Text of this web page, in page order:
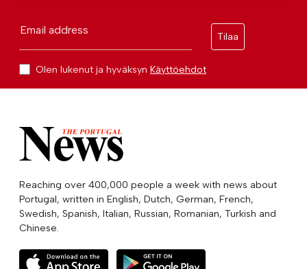
Email address
Tilaa
Olen lukenut ja hyväksyn Käyttöehdot
Reaching over 400,000 people a week with news about
Portugal, written in English, Dutch, German, French,
Swedish, Spanish, Italian, Russian, Romanian, Turkish and
Chinese.